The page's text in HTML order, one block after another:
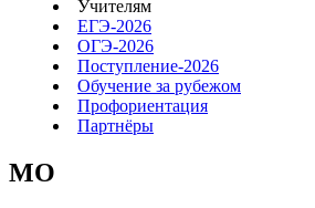
Учителям
ЕГЭ-2026
ОГЭ-2026
Поступление-2026
Обучение за рубежом
Профориентация
Партнёры
MO